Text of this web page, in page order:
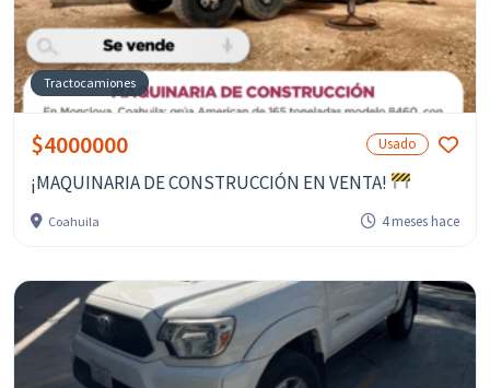
Tractocamiones
$4000000 Usado
¡MAQUINARIA DE CONSTRUCCIÓN EN VENTA!
Coahuila 4 meses hace